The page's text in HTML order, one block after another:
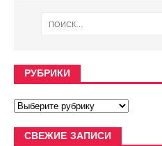
РУБРИКИ
СВЕЖИЕ ЗАПИСИ